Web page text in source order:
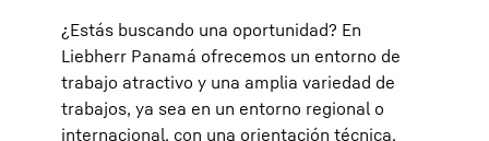
¿Estás buscando una oportunidad? En
Liebherr Panamá ofrecemos un entorno de
trabajo atractivo y una amplia variedad de
trabajos, ya sea en un entorno regional o
internacional, con una orientación técnica,